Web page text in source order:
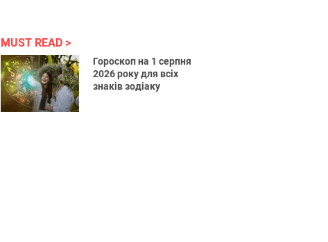
MUST READ
Гороскоп на 1 серпня
2026 року для всіх
знаків зодіаку